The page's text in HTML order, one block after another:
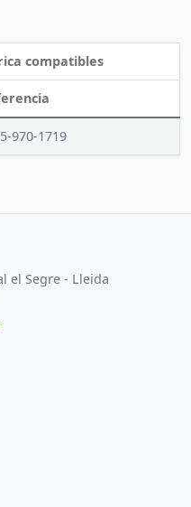
compatibles
970-1719
el Segre - Lleida